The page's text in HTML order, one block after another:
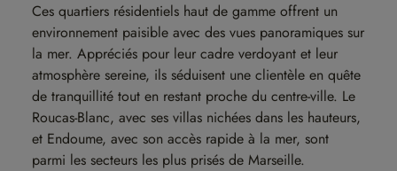
Ces quartiers résidentiels haut de gamme offrent un
environnement paisible avec des vues panoramiques sur
la mer. Appréciés pour leur cadre verdoyant et leur
atmosphère sereine, ils séduisent une clientèle en quête
de tranquillité tout en restant proche du centre-ville. Le
Roucas-Blanc, avec ses villas nichées dans les hauteurs,
et Endoume, avec son accès rapide à la mer, sont
parmi les secteurs les plus prisés de Marseille.